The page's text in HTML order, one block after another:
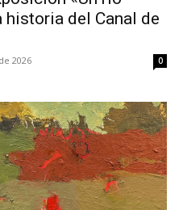
del Canal de
2026 0